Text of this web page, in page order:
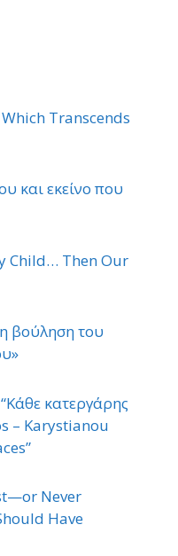
Transcends
και εκείνο που
Child… Then Our
βούληση του
κατεργάρης
– Karystianou
Never
Have